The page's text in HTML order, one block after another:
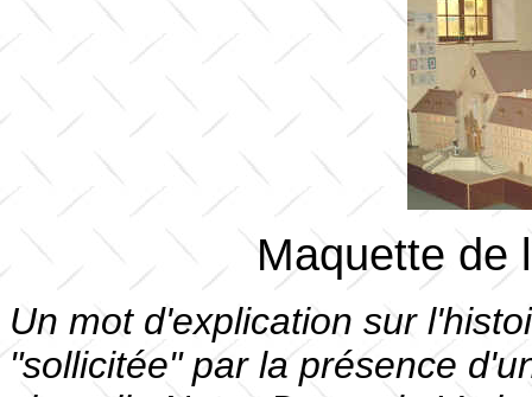
Maquette de
Un mot d'explication sur
"sollicitée" par la présence